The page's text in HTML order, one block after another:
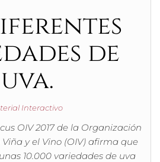
de
uva.
Interactivo
OIV 2017 de la Organización
y el Vino (OIV) afirma que
10.000 variedades de uva